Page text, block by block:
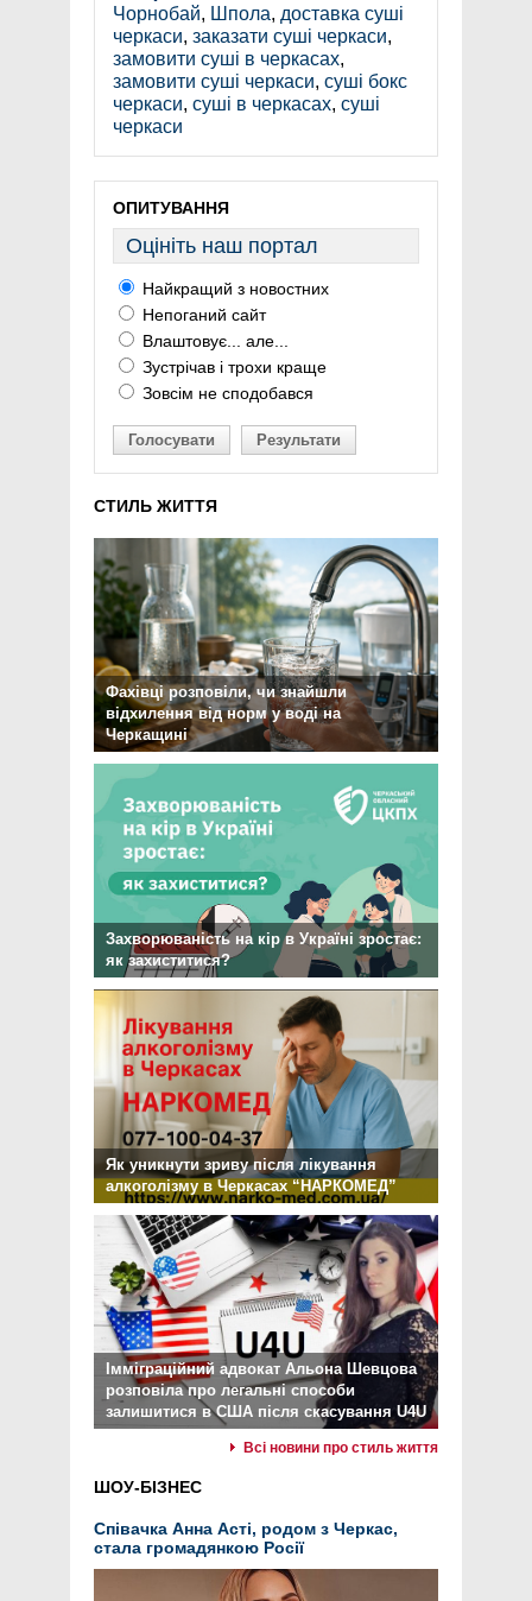
Чорнобай, Шпола, доставка суші
черкаси, заказати суші черкаси,
замовити суші в черкасах,
замовити суші черкаси, суші бокс
черкаси, суші в черкасах, суші
черкаси
ОПИТУВАННЯ
Оцініть наш портал
Найкращий з новостних
Непоганий сайт
Влаштовує... але...
Зустрічав і трохи краще
Зовсім не сподобався
Голосувати Результати
СТИЛЬ ЖИТТЯ
Фахівці розповіли, чи знайшли
відхилення від норм у воді на
Черкащині
Захворюваність на кір в Україні зростає:
як захиститися?
Як уникнути зриву після лікування
алкоголізму в Черкасах “НАРКОМЕД”
Імміграційний адвокат Альона Шевцова
розповіла про легальні способи
залишитися в США після скасування U4U
Всі новини про стиль життя
ШОУ-БІЗНЕС
Співачка Анна Асті, родом з Черкас,
стала громадянкою Росії